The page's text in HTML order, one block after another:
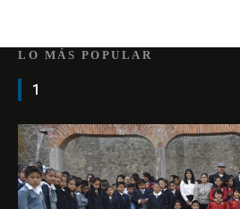
LO MÁS POPULAR
1